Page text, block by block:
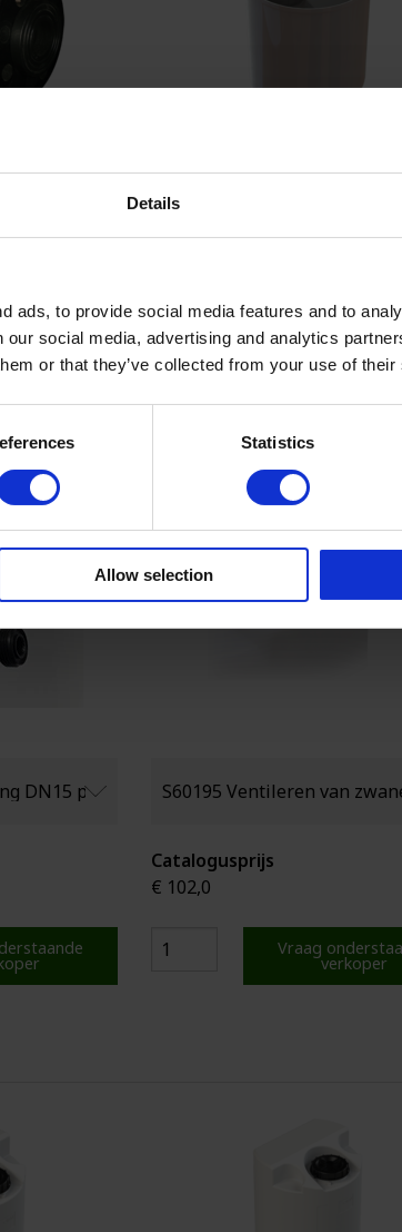
Details
ads, to provide social media features and to
social media, advertising and analytics
or that they’ve collected from your use of
Statistics
Allow selection
€ 147,8
verkoper
Catalogusprijs
€ 102,0
Vraag
verkoper